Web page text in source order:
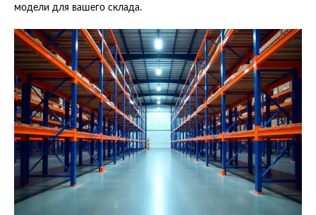
модели для вашего склада.